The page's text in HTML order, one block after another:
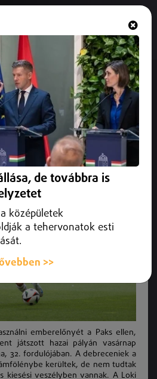
dől el a Loki
emberelőnyét a Paks ellen.
emberelőnyét a Paks ellen,
játszott hazai pályán vasárnap
32. fordulójában. A debreceniek a
kerültek, de nem tudtak
kiesési veszélyben vannak. A Loki
de továbbra is
középületek
a tehervonatok esti
>>